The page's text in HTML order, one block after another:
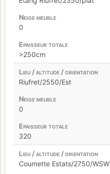
0
>250cm
Riufret/2550/Est
0
320
Coumette Estats/2750/WSW